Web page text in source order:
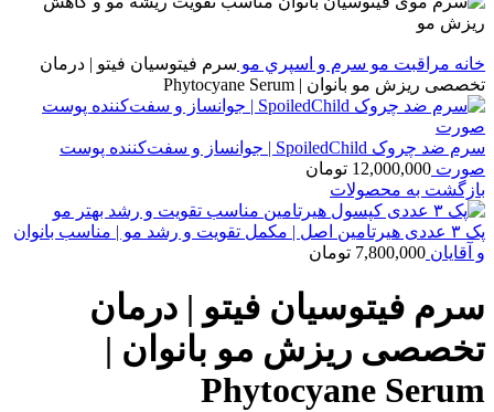
خانه مراقبت مو سرم و اسپري مو سرم فیتوسیان فیتو | درمان
تخصصی ریزش مو بانوان | Phytocyane Serum
سرم ضد چروک SpoiledChild | جوانساز و سفت‌کننده پوست
صورت 12,000,000 تومان
بازگشت به محصولات
پک ۳ عددی هیرتامین اصل | مکمل تقویت و رشد مو | مناسب بانوان
و آقایان 7,800,000 تومان
سرم فیتوسیان فیتو | درمان
تخصصی ریزش مو بانوان |
Phytocyane Serum